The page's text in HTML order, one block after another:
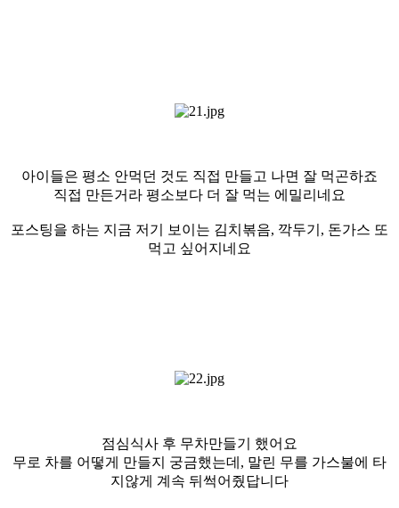
아이들은 평소 안먹던 것도 직접 만들고 나면 잘 먹곤하죠
직접 만든거라 평소보다 더 잘 먹는 에밀리네요
포스팅을 하는 지금 저기 보이는 김치볶음, 깍두기, 돈가스 또
먹고 싶어지네요
점심식사 후 무차만들기 했어요
무로 차를 어떻게 만들지 궁금했는데, 말린 무를 가스불에 타
지않게 계속 뒤썩어줬답니다